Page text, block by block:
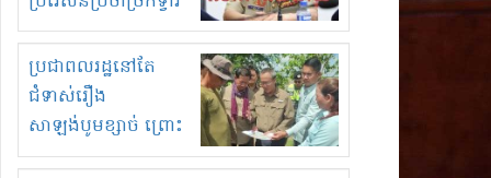
ព្រំដែនភ្នំឌិន និងឈ្មួញ
មួយចំនួនទៀត
កំពង់តែគុបគិតគ្នា
ធ្វើសកម្មភាពរកស៊ីនិង
ស្តុកទំនិញគេចពន្ធ?
ប្រជាពលរដ្ឋនៅតែ
ជំទាស់រឿង
សាឡង់បូមខ្សាច់ ព្រោះ
ខ្លាចបាក់ច្រាំងទៀត!